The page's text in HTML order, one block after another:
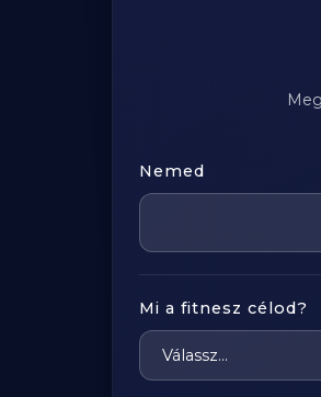
Nemed
Mi a fitnesz célod?